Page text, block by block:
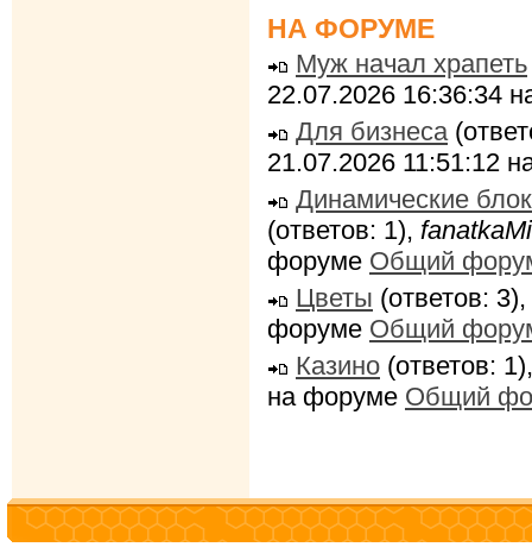
НА ФОРУМЕ
Муж начал храпеть
22.07.2026 16:36:34
Для бизнеса
21.07.2026 11:51:12
Динамические
(ответов: 1),
форуме Общий
Цветы (ответов: 3),
форуме Общий
Казино (ответов:
на форуме Общий